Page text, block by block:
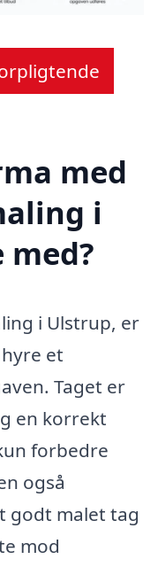
med
i
i Ulstrup, er
et
Taget er
en korrekt
forbedre
også
godt malet tag
mod